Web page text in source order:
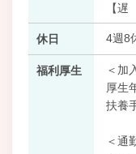
【
休日 4週8
福利厚生
＜加
厚生
扶養
＜通